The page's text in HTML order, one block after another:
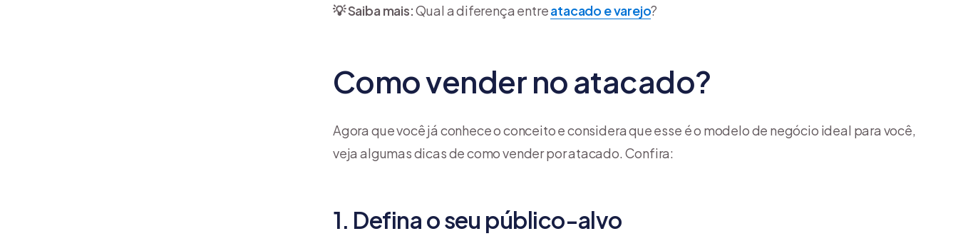
💡 Saiba mais:Qual a diferença entreatacado e varejo?
Como vender no atacado?
Agora que você já conhece o conceito e considera que esse é o modelo de negócio ideal para você,
veja algumas dicas de como vender por atacado. Confira:
1. Defina o seu público-alvo